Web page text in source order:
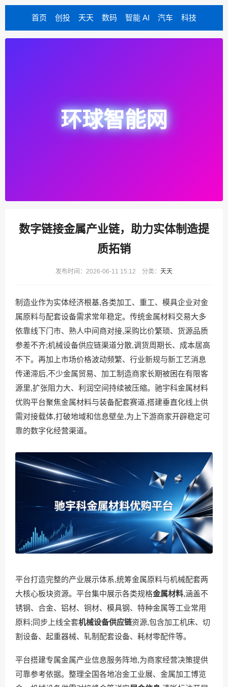
首页 创投 天天 数码 智能 AI 汽车 科技
环球智能网
数字链接金属产业链，助力实体制造提
质拓销
发布时间：2026-06-11 15:12 分类： 天天
制造业作为实体经济根基,各类加工、重工、模具企业对金
属原料与配套设备需求常年稳定。传统金属材料交易大多
依靠线下门市、熟人中间商对接,采购比价繁琐、货源品质
参差不齐;机械设备供应链渠道分散,调货周期长、成本居高
不下。再加上市场价格波动频繁、行业新规与新工艺消息
传递滞后,不少金属贸易、加工制造商家长期被困在有限客
源里,扩张阻力大、利润空间持续被压缩。驰宇科金属材料
优购平台聚焦金属材料与装备配套赛道,搭建垂直化线上供
需对接载体,打破地域和信息壁垒,为上下游商家开辟稳定可
靠的数字化经营渠道。
平台打造完整的产业展示体系,统筹金属原料与机械配套两
大核心板块资源。平台集中展示各类规格金属材料,涵盖不
锈钢、合金、铝材、铜材、模具钢、特种金属等工业常用
原料;同步上线全套机械设备供应链资源,包含加工机床、切
割设备、起重器械、轧制配套设备、耗材零配件等。
平台搭建专属金属产业信息服务阵地,为商家经营决策提供
可靠参考依据。整理全国各地冶金工业展、金属加工博览